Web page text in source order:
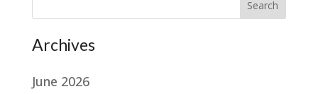
Search
Archives
June 2026